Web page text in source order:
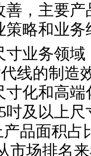
善，主要
策略和业务
寸业务领
线的制造
寸化和高
吋及以上
产品面积
市场排名